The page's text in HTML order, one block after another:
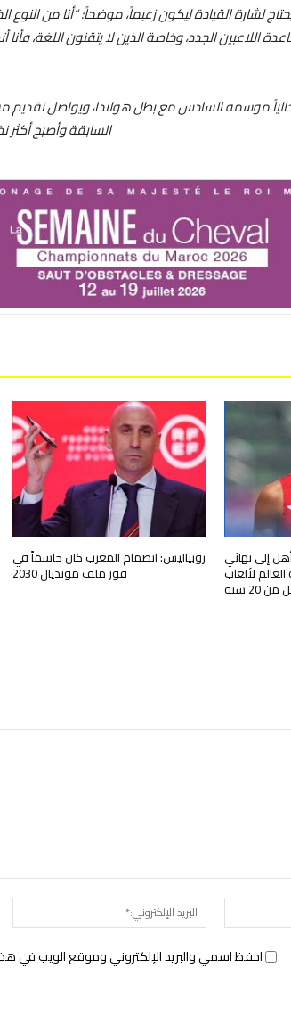
يحتاج لشارة القيادة ليكون زعيماً، موضحاً: “أنا من
اللاعبين الجدد، وخاصة الذين لا يتقنون اللغة،
موسمه السادس مع بطل هولندا، ويواصل تقديم
السابقة وأصبح
إلى نهائي
العالم لألعاب
20 سنة
روبياليس: انضمام المغرب كان حاسماً في
فوز ملف مونديال 2030
الموقع:
احفظ اسمي والبريد الإلكتروني وموقع الويب في